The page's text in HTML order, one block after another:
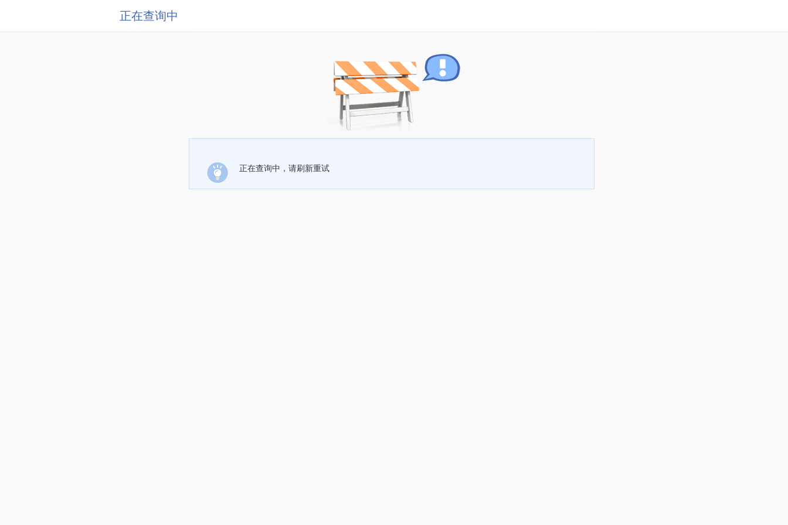
正在查询中
正在查询中，请刷新重试